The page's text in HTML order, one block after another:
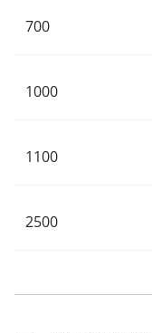
700
1000
1100
2500